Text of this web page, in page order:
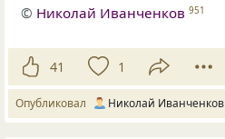
© Николай Иванченков 951
41 1
Опубликовал Николай Иванченков